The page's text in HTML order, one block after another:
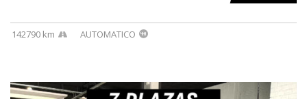
142790 km AUTOMATICO